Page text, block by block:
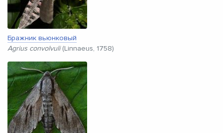
Бражник вьюнковый
Agrius convolvuli(Linnaeus, 1758)